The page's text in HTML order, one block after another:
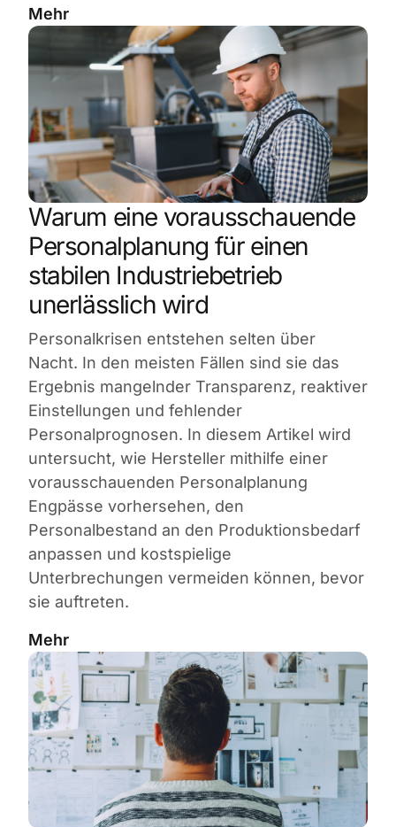
Mehr
Warum eine vorausschauende
Personalplanung für einen
stabilen Industriebetrieb
unerlässlich wird
Personalkrisen entstehen selten über
Nacht. In den meisten Fällen sind sie das
Ergebnis mangelnder Transparenz, reaktiver
Einstellungen und fehlender
Personalprognosen. In diesem Artikel wird
untersucht, wie Hersteller mithilfe einer
vorausschauenden Personalplanung
Engpässe vorhersehen, den
Personalbestand an den Produktionsbedarf
anpassen und kostspielige
Unterbrechungen vermeiden können, bevor
sie auftreten.
Mehr